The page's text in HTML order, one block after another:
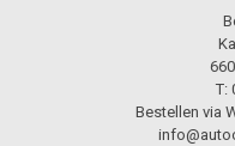
T:
Bestellen via